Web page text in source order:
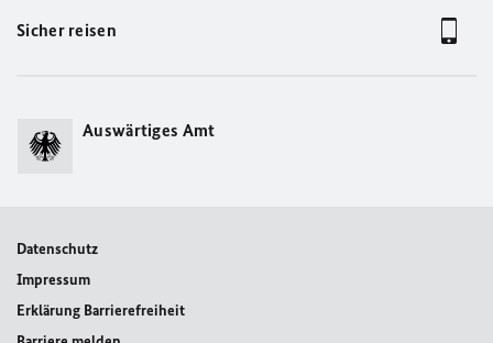
Sicher reisen
Auswärtiges Amt
Datenschutz
Impressum
Erklärung Barrierefreiheit